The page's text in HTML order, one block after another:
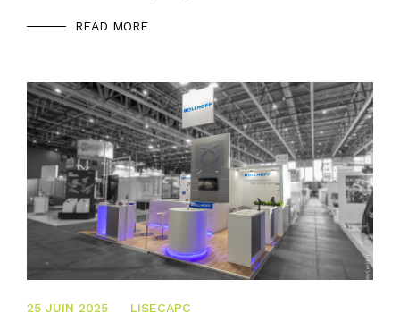
READ MORE
25 JUIN 2025
25 JUIN 2025 LISECAPC